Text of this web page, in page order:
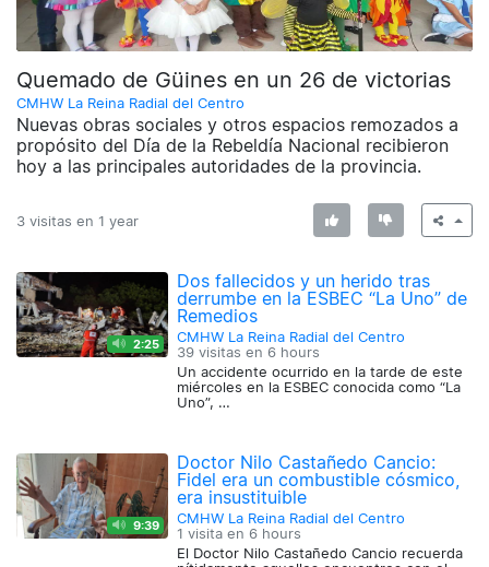
Quemado de Güines en un 26 de victorias
CMHW La Reina Radial del Centro
Nuevas obras sociales y otros espacios remozados a
propósito del Día de la Rebeldía Nacional recibieron
hoy a las principales autoridades de la provincia.
3 visitas en 1 year
2:25
Dos fallecidos y un herido tras
derrumbe en la ESBEC “La Uno” de
Remedios
CMHW La Reina Radial del Centro
39 visitas en 6 hours
Un accidente ocurrido en la tarde de este
miércoles en la ESBEC conocida como “La
Uno”, …
9:39
Doctor Nilo Castañedo Cancio:
Fidel era un combustible cósmico,
era insustituible
CMHW La Reina Radial del Centro
1 visita en 6 hours
El Doctor Nilo Castañedo Cancio recuerda